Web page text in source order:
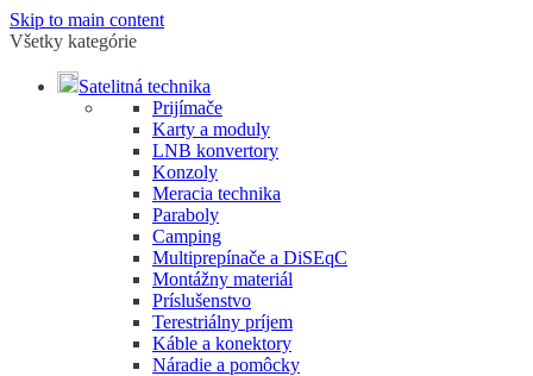
Skip to main content
Všetky kategórie
Satelitná technika
Prijímače
Karty a moduly
LNB konvertory
Konzoly
Meracia technika
Paraboly
Camping
Multiprepínače a DiSEqC
Montážny materiál
Príslušenstvo
Terestriálny príjem
Káble a konektory
Náradie a pomôcky